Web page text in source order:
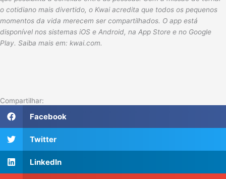
o cotidiano mais divertido, o Kwai acredita que todos os pequenos
momentos da vida merecem ser compartilhados. O app está
disponível nos sistemas iOS e Android, na App Store e no Google
Play. Saiba mais em: kwai.com.
Compartilhar:
Facebook
Twitter
LinkedIn